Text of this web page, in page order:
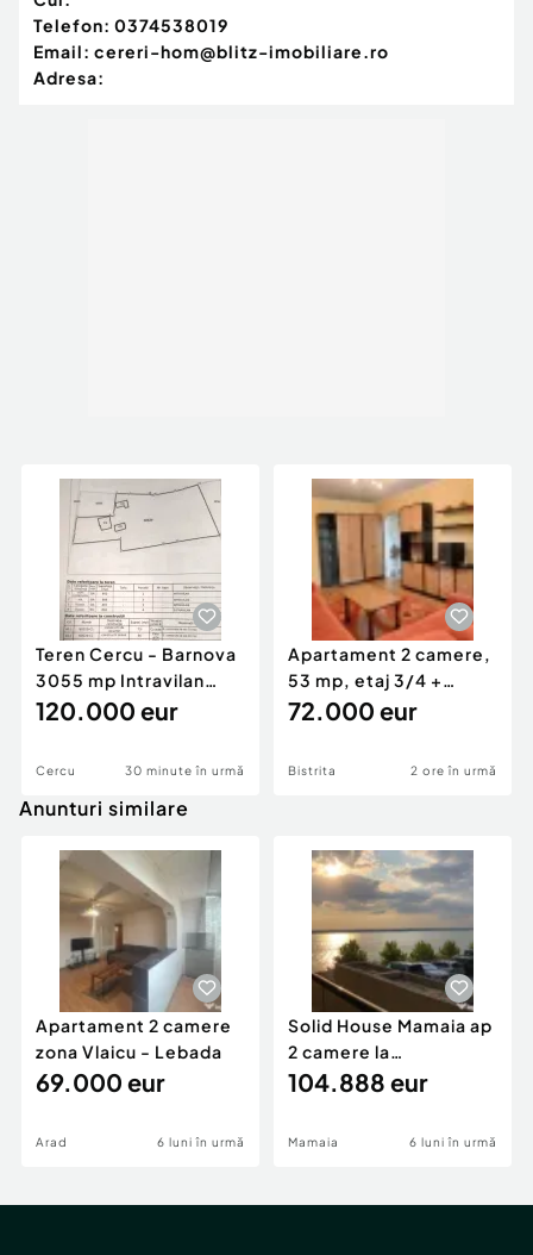
Telefon: 0374538019
Email: cereri-hom@blitz-imobiliare.ro
Adresa:
Teren Cercu - Barnova
3055 mp Intravilan
acces la DJ248D
120.000 eur
Cercu 30 minute în urmă
Apartament 2 camere,
53 mp, etaj 3/4 +
parcare acoperită |
72.000 eur
Bistrita 2 ore în urmă
Anunturi similare
Apartament 2 camere
zona Vlaicu - Lebada
69.000 eur
Arad 6 luni în urmă
Solid House Mamaia ap
2 camere la
cheie,langa Mega
104.888 eur
Mamaia 6 luni în urmă